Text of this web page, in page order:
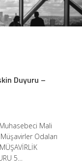
Duyuru –
Mali
Odaları
5…